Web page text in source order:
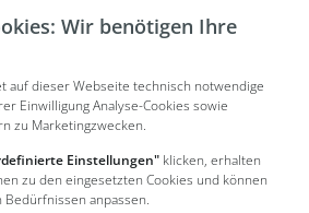
Wir benötigen Ihre
auf dieser Webseite technisch notwendige
Einwilligung Analyse-Cookies sowie
zu Marketingzwecken.
Einstellungen" klicken, erhalten
zu den eingesetzten Cookies und können
anpassen.